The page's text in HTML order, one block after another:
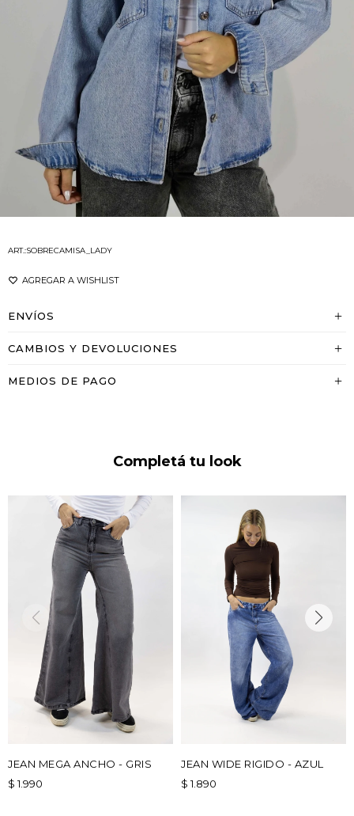
SOBRECAMISA_LADY
ENVÍOS
CAMBIOS Y DEVOLUCIONES
MEDIOS DE PAGO
Completá tu look
JEAN MEGA ANCHO - GRIS
$ 1.990
JEAN WIDE RIGIDO - AZUL
$ 1.890